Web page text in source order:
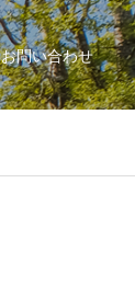
お問い合わせ